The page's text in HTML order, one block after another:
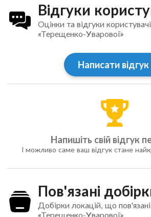
Відгуки
Оцінки та відгуки
«Терещенко-Уварової»
Написати відгук
Напишіть свій відгук
І можливо саме ваш відгук стане
Пов'язані
Добірки локацій, що
«Терещенко-Уварової»